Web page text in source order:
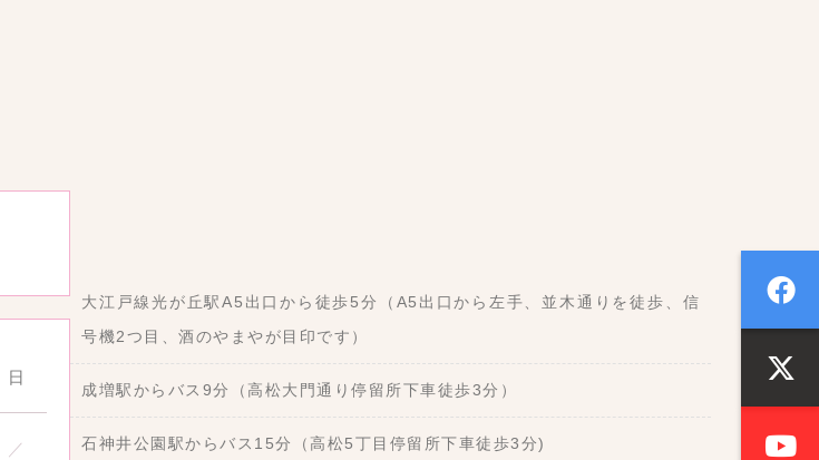
日
／
大江戸線光が丘駅A5出口から徒歩5分（A5出口から左手、並木通りを徒歩、信
号機2つ目、酒のやまやが目印です）
成増駅からバス9分（高松大門通り停留所下車徒歩3分）
石神井公園駅からバス15分（高松5丁目停留所下車徒歩3分)